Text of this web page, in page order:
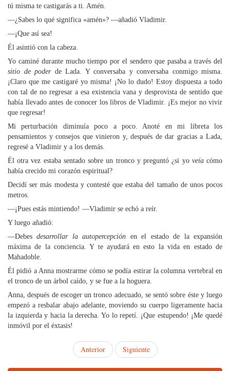
tú misma te castigarás a ti. Amén.
—¿Sabes lo qué significa «amén»? —añadió Vladimir.
—¡Que así sea!
Él asintió con la cabeza.
Yo caminé durante mucho tiempo por el sendero que pasaba a través del
sitio de poderde Lada. Y conversaba y conversaba conmigo misma.
¡Claro que me castigaré yo misma! ¡No lo dudo! Estoy dispuesta a todo
con tal de no regresar a esa existencia vana y desprovista de sentido que
había llevado antes de conocer los libros de Vladimir. ¡Es mejor no vivir
que regresar!
Mi perturbación diminuía poco a poco. Anoté en mi libreta los
pensamientos y consejos que vinieron y, después de dar gracias a Lada,
regresé a Vladimir y a los demás.
Él otra vez estaba sentado sobre un tronco y preguntó ¿si yo veíacómo
había crecido mi corazón espiritual?
Decidí ser más modesta y contesté que estaba del tamaño de unos pocos
metros.
—¡Pues estás mintiendo! —Vladimir se echó a reír.
Y luego añadió:
—Debesdesarrollar la autopercepción en el estado de la expansión
máxima de la conciencia. Y te ayudará en esto la vida en estado de
Mahadoble.
Él pidió a Anna mostrarme cómo se podía estirar la columna vertebral en
el tronco de un árbol caído, y se fue a la hoguera.
Anna, después de escoger un tronco adecuado, se sentó sobre éste y luego
empezó a resbalar abajo adelante, moviendo su cuerpo ligeramente hacia
la izquierda y hacia la derecha. Yo lo repetí. ¡Que estupendo! ¡Me quedé
inmóvil por el éxtasis!
Anterior Siguiente